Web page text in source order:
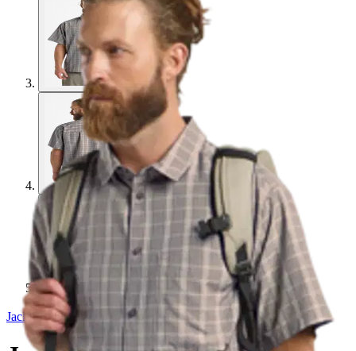
Jack Wolfskin